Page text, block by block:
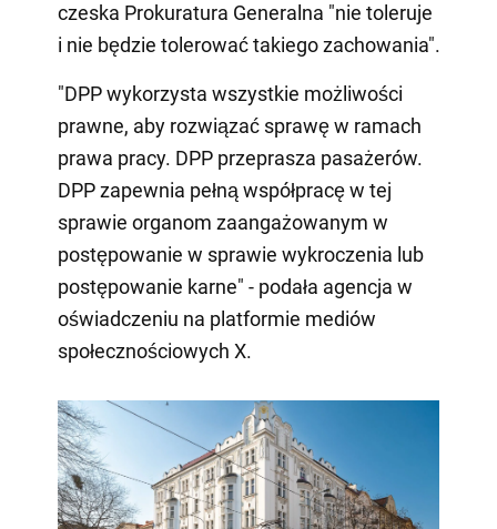
czeska Prokuratura Generalna "nie toleruje
i nie będzie tolerować takiego zachowania".
"DPP wykorzysta wszystkie możliwości
prawne, aby rozwiązać sprawę w ramach
prawa pracy. DPP przeprasza pasażerów.
DPP zapewnia pełną współpracę w tej
sprawie organom zaangażowanym w
postępowanie w sprawie wykroczenia lub
postępowanie karne" - podała agencja w
oświadczeniu na platformie mediów
społecznościowych X.